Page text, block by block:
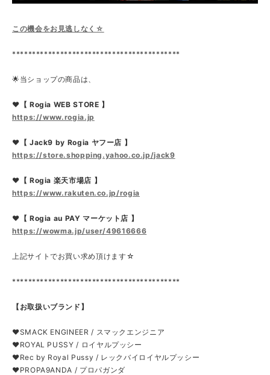
この機会をお見逃しなく☆
******************************************
🌟当ショップの商品は、
❤【 Rogia WEB STORE 】
https://www.rogia.jp
❤【 Jack9 by Rogia ヤフー店 】
https://store.shopping.yahoo.co.jp/jack9
❤【 Rogia 楽天市場店 】
https://www.rakuten.co.jp/rogia
❤【 Rogia au PAY マーケット店 】
https://wowma.jp/user/49616666
上記サイトでお買い求め頂けます☆
******************************************
【お取扱いブランド】
❤SMACK ENGINEER / スマックエンジニア
❤ROYAL PUSSY / ロイヤルプッシー
❤Rec by Royal Pussy / レックバイロイヤルプッシー
❤PROPA9ANDA / プロパガンダ